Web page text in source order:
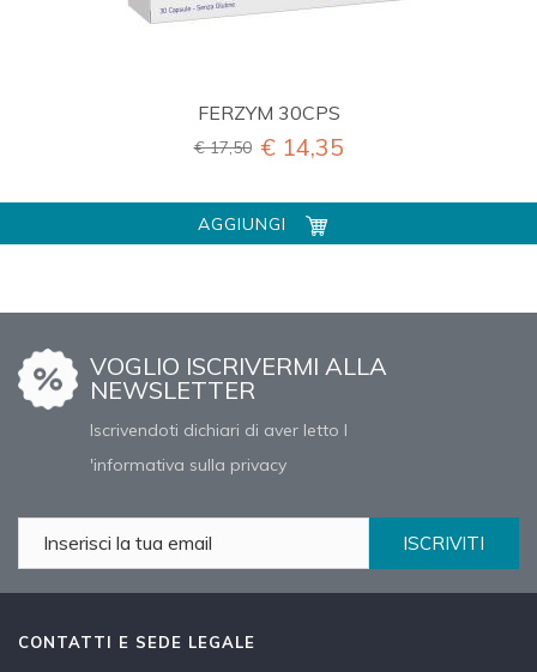
FERZYM 30CPS
€ 17,50 € 14,35
AGGIUNGI
VOGLIO ISCRIVERMI ALLA
NEWSLETTER
Iscrivendoti dichiari di aver letto l
'informativa sulla privacy
ISCRIVITI
CONTATTI E SEDE LEGALE